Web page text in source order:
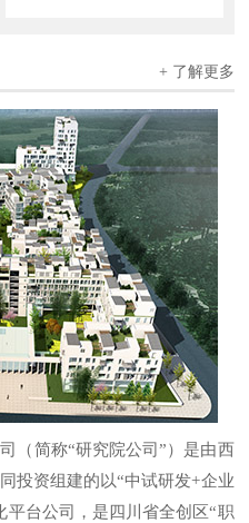
+ 了解更多
（简称“研究院公司”）是由西
投资组建的以“中试研发+企业
平台公司，是四川省全创区“职